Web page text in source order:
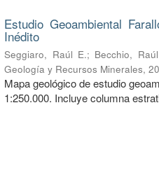
Estudio Geoambiental
Inédito
Seggiaro, Raúl E.; Becchio, Raúl
Geología y Recursos Minerales,
Mapa geológico de estudio
1:250.000. Incluye columna